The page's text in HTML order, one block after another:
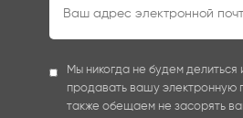
Мы никогда не будем делиться
продавать вашу электронную
также обещаем не засорять